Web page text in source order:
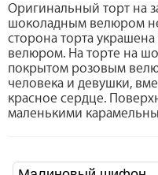
Оригинальный торт на
шоколадным велюром
сторона торта
велюром. На торте на
покрытом розовым
человека и девушки,
красное сердце.
маленькими